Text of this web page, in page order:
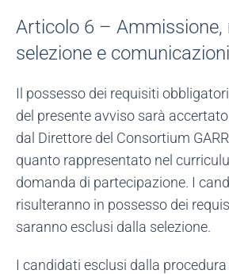
Articolo 6 – Ammissione,
selezione e
Il possesso dei requisiti
del presente avviso sarà
dal Direttore del Consortium
quanto rappresentato nel
domanda di partecipazione. I
risulteranno in possesso dei
saranno esclusi dalla selezione.
I candidati esclusi dalla